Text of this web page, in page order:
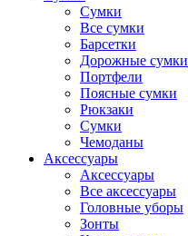
Сумки
Все сумки
Барсетки
Дорожные сумки
Портфели
Поясные сумки
Рюкзаки
Сумки
Чемоданы
Аксессуары
Аксессуары
Все аксессуары
Головные уборы
Зонты